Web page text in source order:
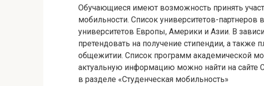
Обучающиеся имеют возможность принять
мобильности. Список университетов-
университетов Европы, Америки и Азии. В
претендовать на получение стипендии, а также
общежитии. Список программ академической
актуальную информацию можно найти на сайте
в разделе «Студенческая мобильность»